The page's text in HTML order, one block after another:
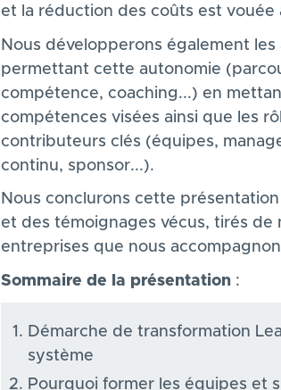
et la réduction des coûts est vouée
Nous développerons également
permettant cette autonomie
compétence, coaching...) en
compétences visées ainsi que les
contributeurs clés (équipes,
continu, sponsor...).
Nous conclurons cette
et des témoignages vécus, tirés de
entreprises que nous
Sommaire de la présentation :
Démarche de transformation
système
Pourquoi former les équipes et